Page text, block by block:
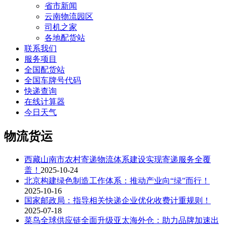
省市新闻
云南物流园区
司机之家
各地配货站
联系我们
服务项目
全国配货站
全国车牌号代码
快递查询
在线计算器
今日天气
物流货运
西藏山南市农村寄递物流体系建设实现寄递服务全覆
盖！ 2025-10-24
北京构建绿色制造工作体系：推动产业向“绿”而行！
2025-10-16
国家邮政局：指导相关快递企业优化收费计重规则！
2025-07-18
菜鸟全球供应链全面升级亚太海外仓：助力品牌加速出